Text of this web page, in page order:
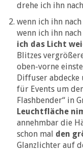
drehe ich ihn
wenn ich ihn
wenn ich ihn
ich das Licht
Blitzes
oben-vorne
Diffuser
für Events um
Flashbender“ in
Leuchtfläche
annehmbar die
schon mal den
Glanzlichter auf